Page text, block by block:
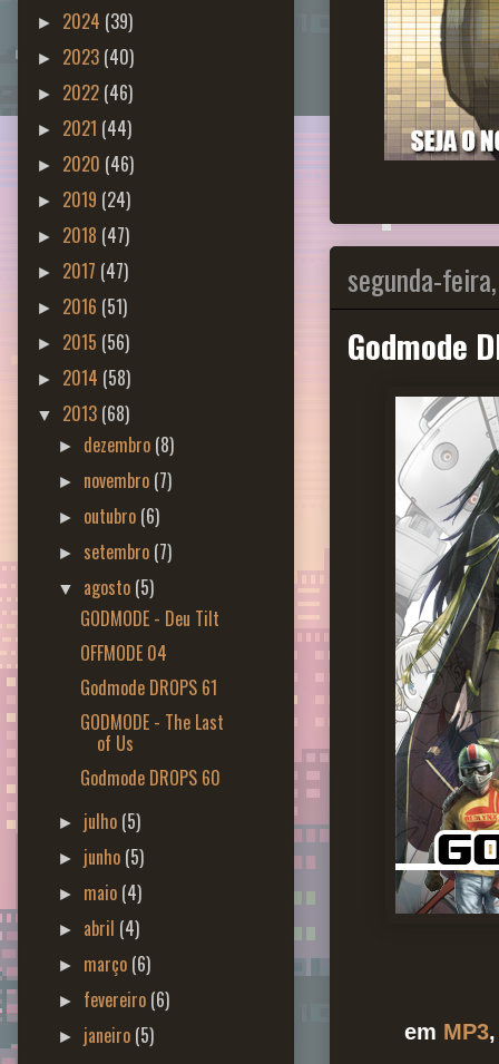
segunda-
Godmode
em MP3
► 2024 (39)
► 2023 (40)
► 2022 (46)
► 2021 (44)
► 2020 (46)
► 2019 (24)
► 2018 (47)
► 2017 (47)
► 2016 (51)
► 2015 (56)
► 2014 (58)
▼ 2013 (68)
► dezembro (8)
► novembro (7)
► outubro (6)
► setembro (7)
▼ agosto (5)
GODMODE - Deu Tilt
OFFMODE 04
Godmode DROPS 61
GODMODE - The Last
of Us
Godmode DROPS 60
► julho (5)
► junho (5)
► maio (4)
► abril (4)
► março (6)
► fevereiro (6)
► janeiro (5)